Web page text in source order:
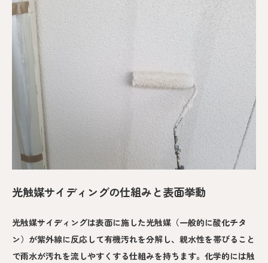
光触媒サイディングの仕組みと表面挙動
光触媒サイディングは表面に施した光触媒（一般的に酸化チタ
ン）が紫外線に反応して有機汚れを分解し、親水性を帯びること
で雨水が汚れを流しやすくする仕組みを持ちます。化学的には触